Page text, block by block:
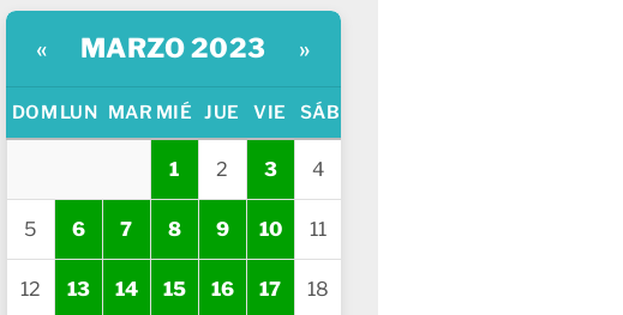
« MARZO 2023 »
DOM LUN MAR MIÉ JUE VIE SÁB
1 2 3 4
5 6 7 8 9 10 11
12 13 14 15 16 17 18